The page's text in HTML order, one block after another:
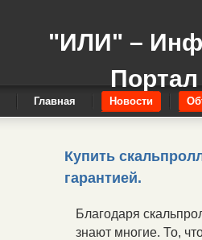
"ИЛИ" –
Главная Новости
Купить
гарантией.
Благодаря
знают многие. То,